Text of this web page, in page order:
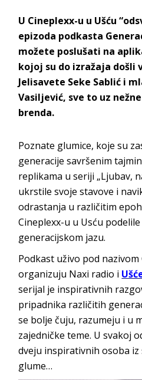
U Cineplexx-u u Ušću
epizoda podkasta
možete poslušati na
kojoj su do izražaja došli
Jelisavete Seke Sablić i
Vasiljević, sve to uz
brenda.
Poznate glumice, koje su
generacije savršenim
replikama u seriji „Ljubav,
ukrstile svoje stavove i
odrastanja u različitim
Cineplexx-u u Usću
generacijskom jazu.
Podkast uživo pod nazivom
organizuju Naxi radio i
serijal je inspirativnih
pripadnika različitih
se bolje čuju, razumeju i u
zajedničke teme. U svakoj
dveju inspirativnih osoba iz
glume…